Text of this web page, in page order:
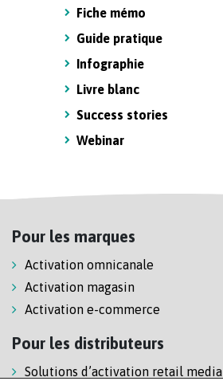
Fiche mémo
Guide pratique
Infographie
Livre blanc
Success stories
Webinar
Pour les marques
Activation omnicanale
Activation magasin
Activation e-commerce
Pour les distributeurs
Solutions d’activation retail media